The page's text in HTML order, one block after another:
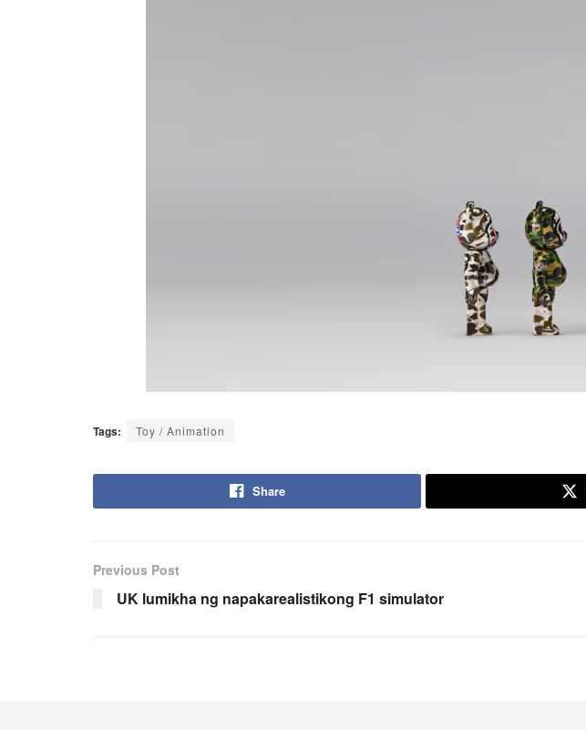
Tags: Toy / Animation
Share
Previous Post
UK lumikha ng napakarealistikong F1 simulator